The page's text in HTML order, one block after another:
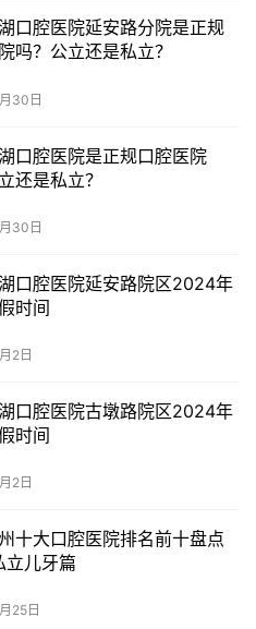
口腔医院延安路分院是正规
吗？公立还是私立？
30日
口腔医院是正规口腔医院
还是私立？
30日
口腔医院延安路院区2024年
时间
2日
口腔医院古墩路院区2024年
时间
2日
十大口腔医院排名前十盘点
儿牙篇
25日